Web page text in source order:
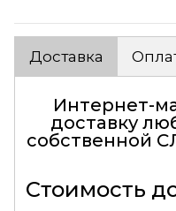
Доставка
Интернет-
доставку
собственной
Стоимость